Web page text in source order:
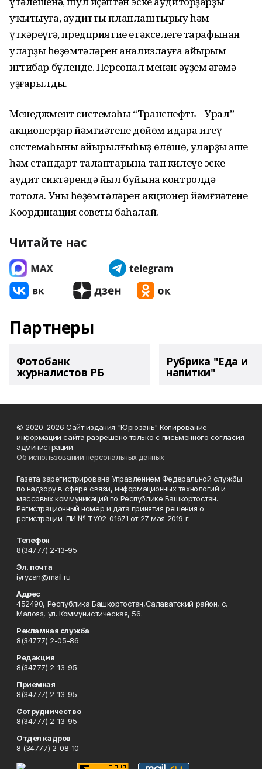
уҡытыуға, аудитты планлаштырыу һәм
үткәреүгә, предприятие етәкселеге тарафынан
уларҙың һөҙөмтәләрен анализлауға айырым
иғтибар бүленде. Персонал менән әүҙем әңгәмә
уҙғарылды.
Менеджмент системаһы “Транснефть – Урал”
акционерҙар йәмғиәтенең дөйөм идара итеү
системаһының айырылғыһыҙ өлөшө, уларҙың эше
һәм стандарт талаптарына тап килеүе эске
аудит сиктәрендә йыл буйына контролдә
тотола. Уның һөҙөмтәләрен акционер йәмғиәтенең
Координация советы баһалай.
Читайте нас
Партнеры
Фотобанк
журналистов РБ
Рубрика "Еда и
напитки"
© 2020-2026 Сайт издания "Юрюзань" Копирование
информации сайта разрешено только с письменного согласия
администрации.
Об использовании персональных данных
Газета зарегистрирована Управлением Федеральной службы
по надзору в сфере связи, информационных технологий и
массовых коммуникаций по Республике Башкортостан.
Регистрационный номер и дата принятия решения о
регистрации: ПИ № ТУ02-01671 от 27 мая 2019 г.
Телефон
8(34777) 2-13-95
Эл. почта
iyryzan@mail.ru
Адрес
452490, Республика Башкортостан,Салаватский район, с.
Малояз, ул. Коммунистическая, 56.
Рекламная служба
8(34777) 2-05-86
Редакция
8(34777) 2-13-95
Приемная
8(34777) 2-13-95
Сотрудничество
8(34777) 2-13-95
Отдел кадров
8 (34777) 2-08-10